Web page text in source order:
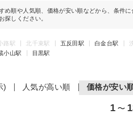
め順や人気順、価格が安い順などから、条件
探しください。
路駅 北千束駅 五反田駅 白金台駅
小山駅 目黒駅
) 人気が高い順 価格が安い
1 〜